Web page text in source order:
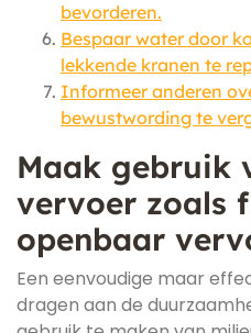
bevorderen.
Bespaar water door
lekkende kranen te
Informeer anderen
bewustwording te
Maak gebruik
vervoer zoals
openbaar
Een eenvoudige maar
dragen aan de